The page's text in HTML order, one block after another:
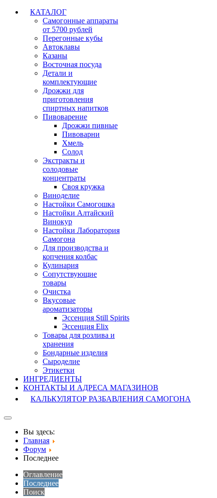
КАТАЛОГ
Самогонные аппараты
от 5700 рублей
Перегонные кубы
Автоклавы
Казаны
Восточная посуда
Детали и
комплектующие
Дрожжи для
приготовления
спиртных напитков
Пивоварение
Дрожжи пивные
Пивоварни
Хмель
Солод
Экстракты и
солодовые
концентраты
Своя кружка
Виноделие
Настойки Самогошка
Настойки Алтайский
Винокур
Настойки Лаборатория
Самогона
Для производства и
копчения колбас
Кулинария
Сопутствующие
товары
Очистка
Вкусовые
ароматизаторы
Эссенция Still Spirits
Эссенция Elix
Товары для розлива и
хранения
Бондарные изделия
Cыроделие
Этикетки
ИНГРЕДИЕНТЫ
КОНТАКТЫ И АДРЕСА МАГАЗИНОВ
КАЛЬКУЛЯТОР РАЗБАВЛЕНИЯ САМОГОНА
Вы здесь:
Главная
Форум
Последнее
Оглавление
Последнее
Поиск